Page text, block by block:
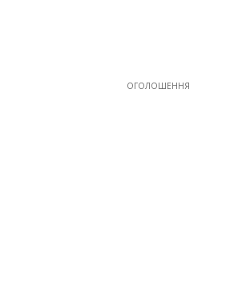
ОГОЛОШЕННЯ